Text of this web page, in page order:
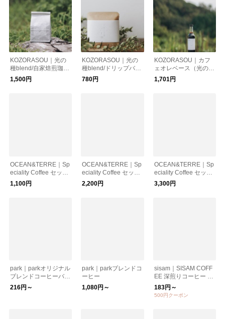
KOZORASOU｜光の
種blend/自家焙煎珈琲
１５０g
1,500円
KOZORASOU｜光の
種blend/ドリップバッ
グ
780円
KOZORASOU｜カフ
ェオレベース（光の種
blend）
1,701円
OCEAN&TERRE｜Sp
eciality Coffee セット
A
1,100円
OCEAN&TERRE｜Sp
eciality Coffee セット
B
2,200円
OCEAN&TERRE｜Sp
eciality Coffee セット
C
3,300円
park｜parkオリジナル
ブレンドコーヒーバッ
グ
216円～
park｜parkブレンドコ
ーヒー
1,080円～
sisam｜SISAM COFF
EE 深煎りコーヒー ド
リップパック【ギフト
おすすめ】
183円～
500円クーポン